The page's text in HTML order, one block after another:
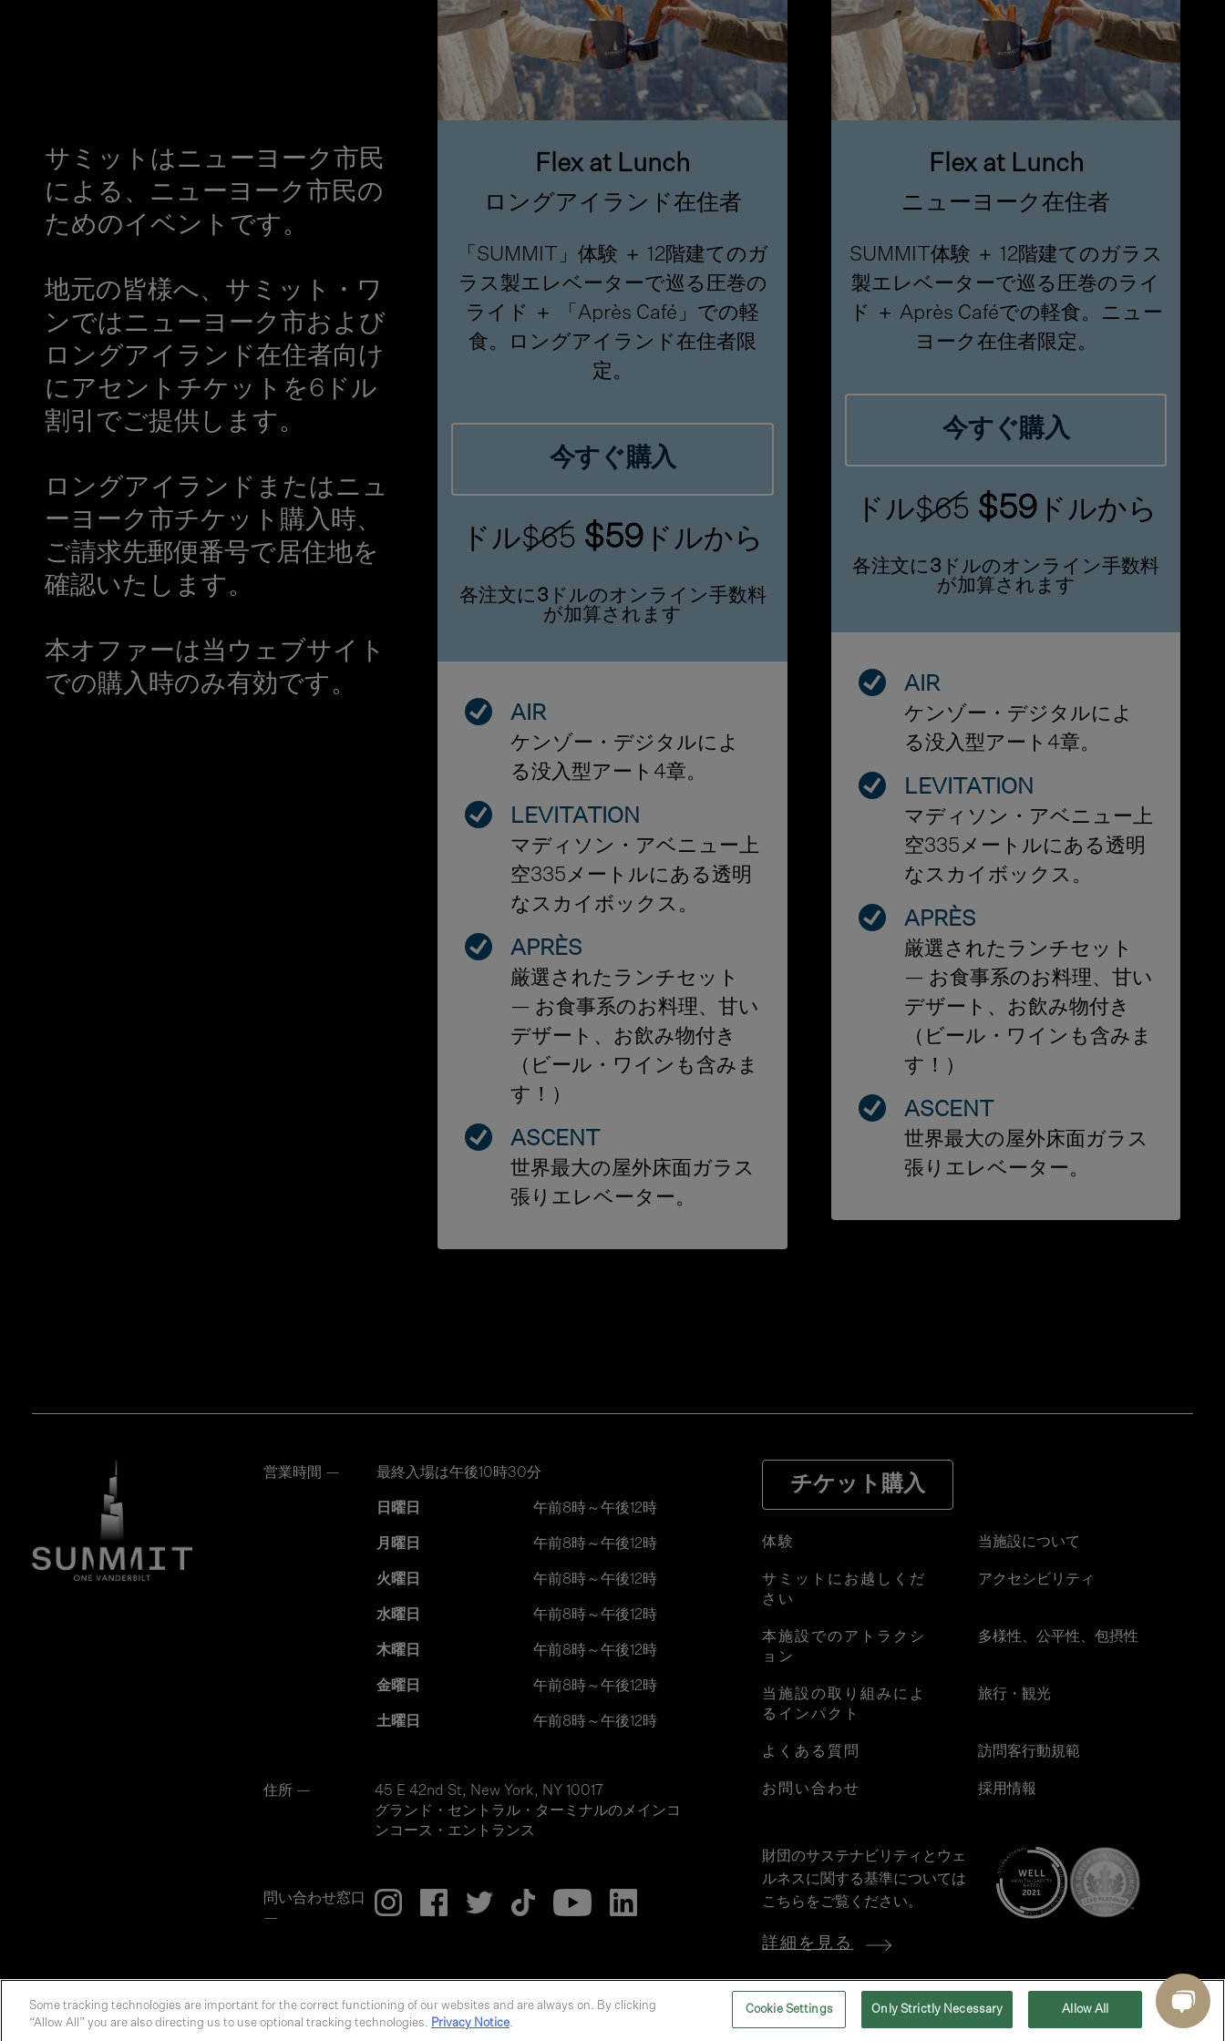
サミットはニューヨーク市民
による、ニューヨーク市民の
ためのイベントです。
地元の皆様へ、サミット・ワ
ンではニューヨーク市および
ロングアイランド在住者向け
にアセントチケットを6ドル
割引でご提供します。
ロングアイランドまたはニュ
ーヨーク市チケット購入時、
ご請求先郵便番号で居住地を
確認いたします。
本オファーは当ウェブサイト
での購入時のみ有効です。
Flex at Lunch
ロングアイランド在住者
「SUMMIT」体験 ＋ 12階建てのガ
ラス製エレベーターで巡る圧巻の
ライド ＋ 「Après Café」での軽
食。ロングアイランド在住者限
定。
今すぐ購入
ドル$65 $59 ドルから
各注文に3 ドルのオンライン手数料
が加算されます
AIR
ケンゾー・デジタルによ
る没入型アート4章。
LEVITATION
マディソン・アベニュー上
空335メートルにある透明
なスカイボックス。
APRÈS
厳選されたランチセット
— お食事系のお料理、甘い
デザート、お飲み物付き
（ビール・ワインも含みま
す！）
ASCENT
世界最大の屋外床面ガラス
張りエレベーター。
Flex at Lunch
ニューヨーク在住者
SUMMIT体験 ＋ 12階建てのガラス
製エレベーターで巡る圧巻のライ
ド ＋ Après Caféでの軽食。ニュー
ヨーク在住者限定。
今すぐ購入
ドル$65 $59ドルから
各注文に3 ドルのオンライン手数料
が加算されます
AIR
ケンゾー・デジタルによ
る没入型アート4章。
LEVITATION
マディソン・アベニュー上
空335メートルにある透明
なスカイボックス。
APRÈS
厳選されたランチセット
— お食事系のお料理、甘い
デザート、お飲み物付き
（ビール・ワインも含みま
す！）
ASCENT
世界最大の屋外床面ガラス
張りエレベーター。
営業時間 — 最終入場は午後10時30分
日曜日 午前8時～午後12時
月曜日 午前8時～午後12時
火曜日 午前8時～午後12時
水曜日 午前8時～午後12時
木曜日 午前8時～午後12時
金曜日 午前8時～午後12時
土曜日 午前8時～午後12時
住所 —
45 E 42nd St, New York, NY 10017
グランド・セントラル・ターミナルのメインコ
ンコース・エントランス
問い合わせ窓口
—
チケット購入
体験
サミットにお越しくだ
さい
本施設でのアトラクシ
ョン
当施設の取り組みによ
るインパクト
よくある質問
お問い合わせ
当施設について
アクセシビリティ
多様性、公平性、包摂性
旅行・観光
訪問客行動規範
採用情報
財団のサステナビリティとウェ
ルネスに関する基準については
こちらをご覧ください。
詳細を見る
© 2026 SL Green. 無断複写・転載禁止。 アクセシビリティ
Some tracking technologies are important for the correct functioning of our websites and are always on. By clicking
“Allow All” you are also directing us to use optional tracking technologies. Privacy Notice.
Cookie Settings Only Strictly Necessary Allow All